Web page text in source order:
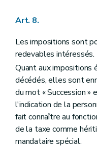
Art. 8.
Les impositions sont
redevables intéressés.
Quant aux impositions
décédés, elles sont
du mot « Succession
l'indication de la
fait connaître au
de la taxe comme
mandataire spécial.